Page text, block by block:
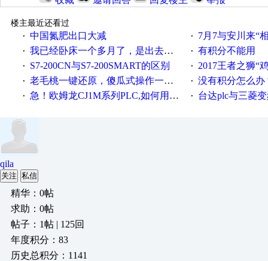
楼主最近还看过
· 中国氮肥出口大减 · 7月7与安川来“
· 我已经卧床一个多月了，是出去安装机械手在高速遭遇车祸所致:大家工作都要特别注意啊 · 有积分不能用
· S7-200CN与S7-200SMART的区别 · 2017王者之狮“鸡”情签到
· 老毛桃一键还原，傻瓜式操作一键轻松备份还原；程序为向导式安装，一键即可实现自动备份或还原系统。 · 没有积分怎么办
· 急！欧姆龙CJ1M系列PLC,如何用时间控制变频器。要求时间在组态王中可以自由输入！拜托各位大神了！ · 台达plc与三菱
qila
关注 私信
精华：0帖
求助：0帖
帖子：1帖 | 125回
年度积分：83
历史总积分：1141